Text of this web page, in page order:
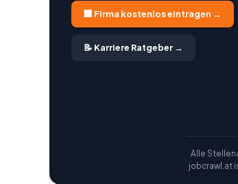
🏢 Firma kostenlos eintragen →
📝 Karriere Ratgeber →
Alle
jobcrawl.at